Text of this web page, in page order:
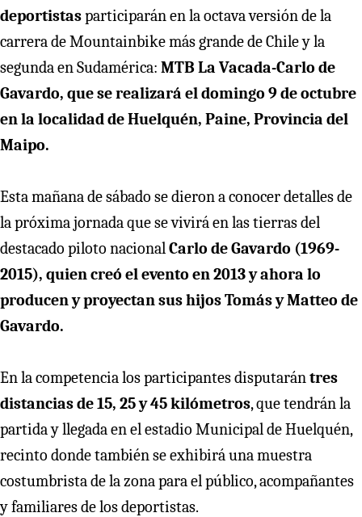
deportistasparticiparán en la octava versión de la
carrera de Mountainbike más grande de Chile y la
segunda en Sudamérica: MTB La Vacada-Carlo de
Gavardo, que se realizará el domingo 9 de octubre
en la localidad de Huelquén, Paine, Provincia del
Maipo.
Esta mañana de sábado se dieron a conocer detalles de
la próxima jornada que se vivirá en las tierras del
destacado piloto nacionalCarlo de Gavardo (1969-
2015), quien creó el evento en 2013 y ahora lo
producen y proyectan sus hijos Tomás y Matteo de
Gavardo.
En la competencia los participantes disputarántres
distancias de 15, 25 y 45 kilómetros, que tendrán la
partida y llegada en el estadio Municipal de Huelquén,
recinto donde también se exhibirá una muestra
costumbrista de la zona para el público, acompañantes
y familiares de los deportistas.